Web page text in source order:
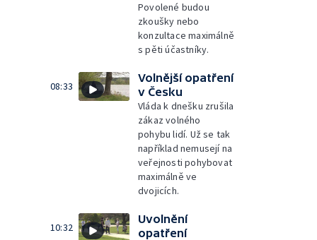
Povolené budou
zkoušky nebo
konzultace maximálně
s pěti účastníky.
08:33
Volnější opatření
v Česku
Vláda k dnešku zrušila
zákaz volného
pohybu lidí. Už se tak
například nemusejí na
veřejnosti pohybovat
maximálně ve
dvojicích.
10:32
Uvolnění
opatření